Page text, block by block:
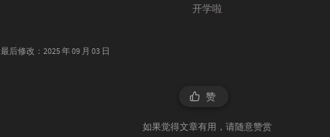
开学啦
最后修改：2025 年 09 月 03 日
赞
如果觉得文章有用，请随意赞赏